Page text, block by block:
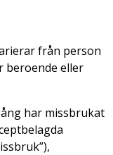
från person
beroende eller
har missbrukat